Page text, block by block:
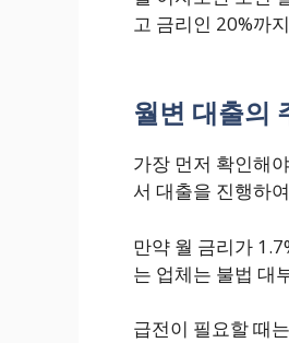
고 금리인 20%까
월변 대출의
가장 먼저 확인해
서 대출을 진행하
만약 월 금리가
는 업체는 불법 대
급전이 필요할 때